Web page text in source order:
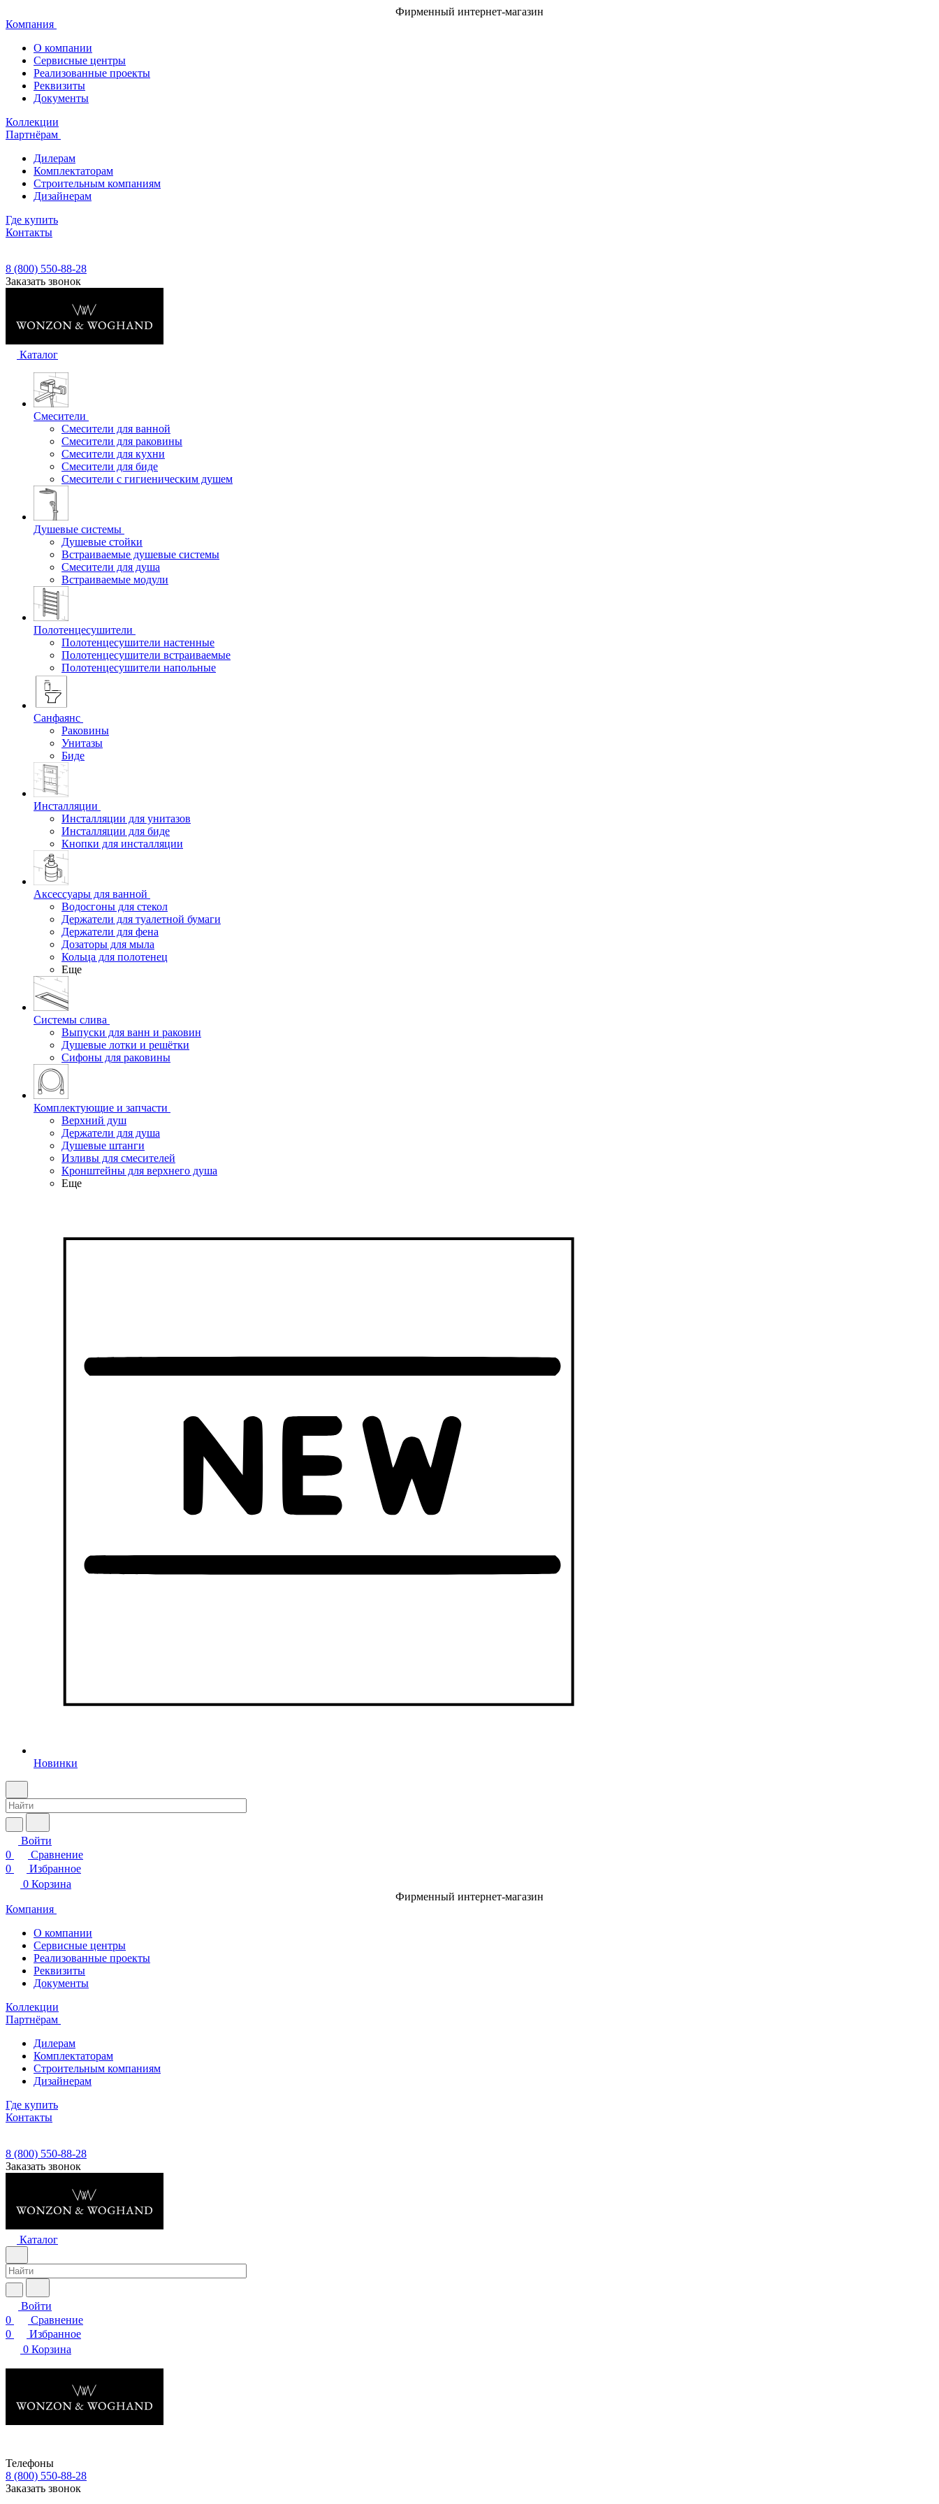
Фирменный интернет-магазин
Компания
О компании
Сервисные центры
Реализованные проекты
Реквизиты
Документы
Коллекции
Партнёрам
Дилерам
Комплектаторам
Строительным компаниям
Дизайнерам
Где купить
Контакты
8 (800) 550-88-28
Заказать звонок
Каталог
Смесители
Смесители для ванной
Смесители для раковины
Смесители для кухни
Смесители для биде
Смесители с гигиеническим душем
Душевые системы
Душевые стойки
Встраиваемые душевые системы
Смесители для душа
Встраиваемые модули
Полотенцесушители
Полотенцесушители настенные
Полотенцесушители встраиваемые
Полотенцесушители напольные
Санфаянс
Раковины
Унитазы
Биде
Инсталляции
Инсталляции для унитазов
Инсталляции для биде
Кнопки для инсталляции
Аксессуары для ванной
Водосгоны для стекол
Держатели для туалетной бумаги
Держатели для фена
Дозаторы для мыла
Кольца для полотенец
Еще
Системы слива
Выпуски для ванн и раковин
Душевые лотки и решётки
Сифоны для раковины
Комплектующие и запчасти
Верхний душ
Держатели для душа
Душевые штанги
Изливы для смесителей
Кронштейны для верхнего душа
Еще
Новинки
Войти
0
Сравнение
0
Избранное
0 Корзина
Фирменный интернет-магазин
Компания
О компании
Сервисные центры
Реализованные проекты
Реквизиты
Документы
Коллекции
Партнёрам
Дилерам
Комплектаторам
Строительным компаниям
Дизайнерам
Где купить
Контакты
8 (800) 550-88-28
Заказать звонок
Каталог
Войти
0
Сравнение
0
Избранное
0 Корзина
Телефоны
8 (800) 550-88-28
Заказать звонок